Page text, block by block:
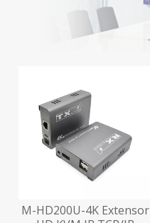
M-HD200U-4K Extensor